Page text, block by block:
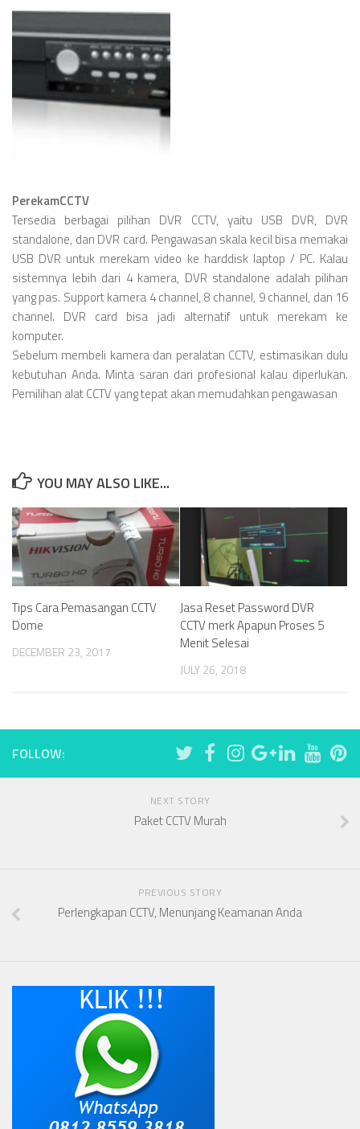
PerekamCCTV
Tersedia berbagai pilihan DVR CCTV, yaitu USB DVR, DVR
standalone, dan DVR card. Pengawasan skala kecil bisa memakai
USB DVR untuk merekam video ke harddisk laptop / PC. Kalau
sistemnya lebih dari 4 kamera, DVR standalone adalah pilihan
yang pas. Support kamera 4 channel, 8 channel, 9 channel, dan 16
channel. DVR card bisa jadi alternatif untuk merekam ke
komputer.
Sebelum membeli kamera dan peralatan CCTV, estimasikan dulu
kebutuhan Anda. Minta saran dari profesional kalau diperlukan.
Pemilihan alat CCTV yang tepat akan memudahkan pengawasan
YOU MAY ALSO LIKE...
Tips Cara Pemasangan CCTV
Dome
DECEMBER 23, 2017
Jasa Reset Password DVR
CCTV merk Apapun Proses 5
Menit Selesai
JULY 26, 2018
FOLLOW:
NEXT STORY
Paket CCTV Murah
PREVIOUS STORY
Perlengkapan CCTV, Menunjang Keamanan Anda